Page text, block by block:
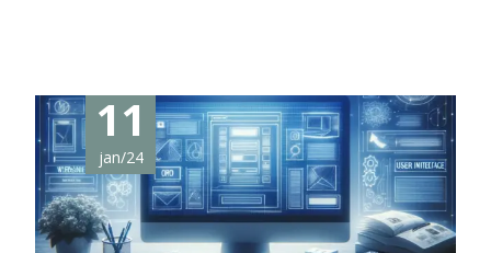
11
jan/24